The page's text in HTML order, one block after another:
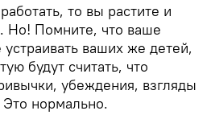
то вы растите и
Но! Помните, что ваше
ваших же детей,
будут считать, что
убеждения, взгляды
нормально.